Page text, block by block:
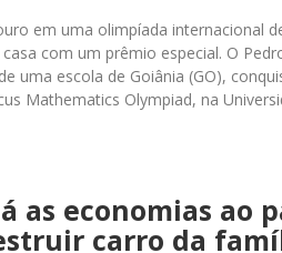
em uma olimpíada internacional
com um prêmio especial. O
uma escola de Goiânia (GO),
Mathematics Olympiad, na
as economias ao
carro da